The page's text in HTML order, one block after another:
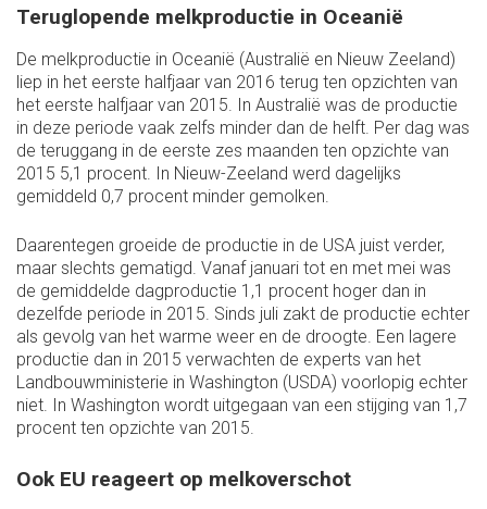
Teruglopende melkproductie in Oceanië
De melkproductie in Oceanië (Australië en Nieuw Zeeland)
liep in het eerste halfjaar van 2016 terug ten opzichten van
het eerste halfjaar van 2015. In Australië was de productie
in deze periode vaak zelfs minder dan de helft. Per dag was
de teruggang in de eerste zes maanden ten opzichte van
2015 5,1 procent. In Nieuw-Zeeland werd dagelijks
gemiddeld 0,7 procent minder gemolken.
Daarentegen groeide de productie in de USA juist verder,
maar slechts gematigd. Vanaf januari tot en met mei was
de gemiddelde dagproductie 1,1 procent hoger dan in
dezelfde periode in 2015. Sinds juli zakt de productie echter
als gevolg van het warme weer en de droogte. Een lagere
productie dan in 2015 verwachten de experts van het
Landbouwministerie in Washington (USDA) voorlopig echter
niet. In Washington wordt uitgegaan van een stijging van 1,7
procent ten opzichte van 2015.
Ook EU reageert op melkoverschot